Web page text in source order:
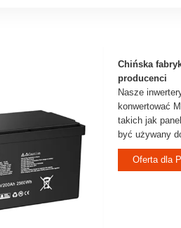
Chińska
producenci
Nasze
konwertować
takich jak
być używany
Oferta dla